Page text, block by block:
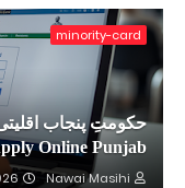
minority-card
Online Punjab
Nawai Masihi
AM